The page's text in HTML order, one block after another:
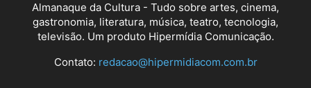
Almanaque da Cultura - Tudo sobre artes, cinema,
gastronomia, literatura, música, teatro, tecnologia,
televisão. Um produto Hipermídia Comunicação.
Contato: redacao@hipermidiacom.com.br